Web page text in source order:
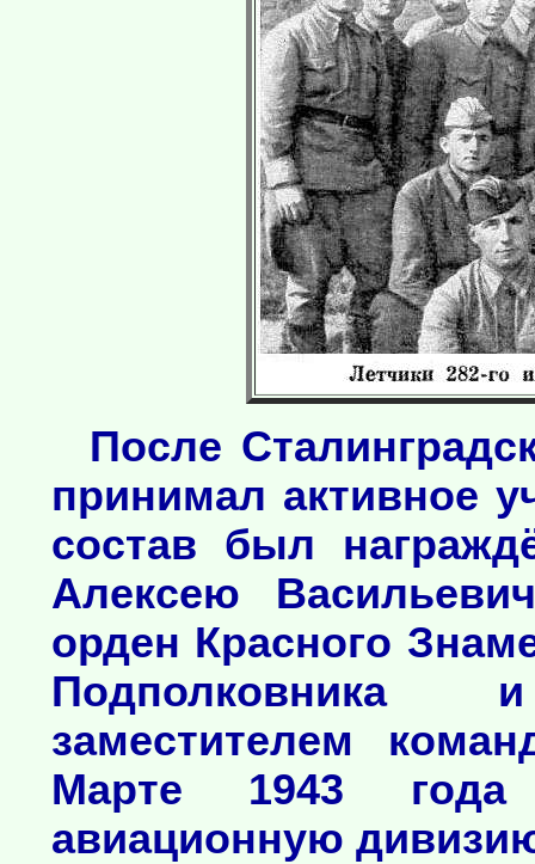
После
принимал активное
состав был
Алексею
орден Красного
Подполковника
заместителем
Марте 1943
авиационную